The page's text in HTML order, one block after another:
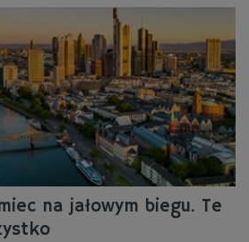
na jałowym biegu. Te